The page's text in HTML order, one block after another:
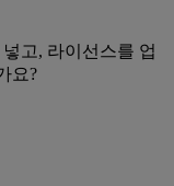
고, 라이선스를 업
요?